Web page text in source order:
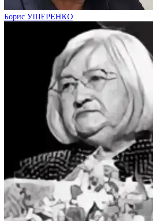
Борис УШЕРЕНКО